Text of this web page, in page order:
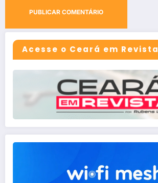
Acesse o Ceará em Revista